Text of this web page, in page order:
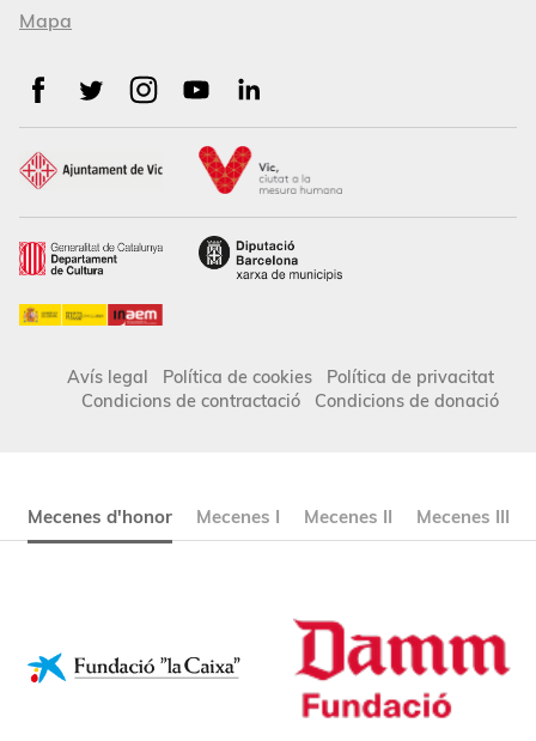
Mapa
Avís legal Política de cookies
Política de privacitat
Condicions de contractació
Condicions de donació
Mecenes d'honor Mecenes I Mecenes II Mecenes III